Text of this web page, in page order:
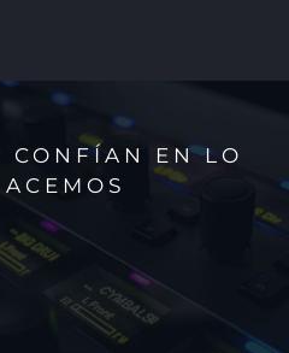
CONFÍAN EN LO